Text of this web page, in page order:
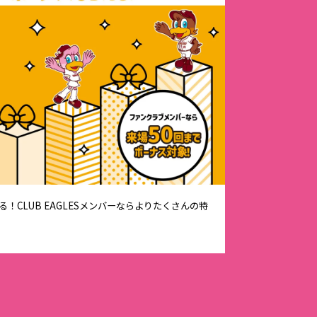
！CLUB EAGLESメンバーならよりたくさんの特